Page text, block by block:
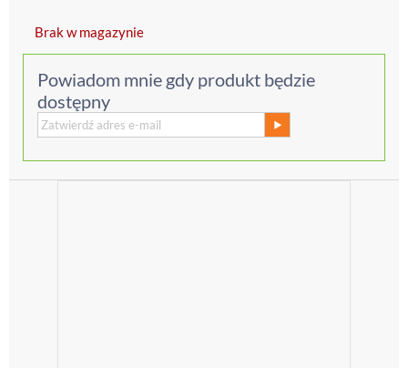
Brak w magazynie
Powiadom mnie gdy produkt będzie
dostępny